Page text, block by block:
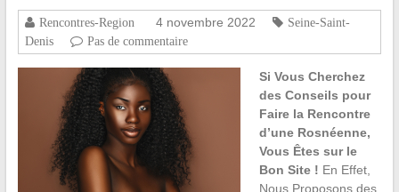
Rencontres-Region 4 novembre 2022
Seine-Saint-
Denis
Pas de commentaire
Si Vous Cherchez
des Conseils pour
Faire la Rencontre
d’une Rosnéenne,
Vous Êtes sur le
Bon Site ! En Effet,
Nous Proposons des